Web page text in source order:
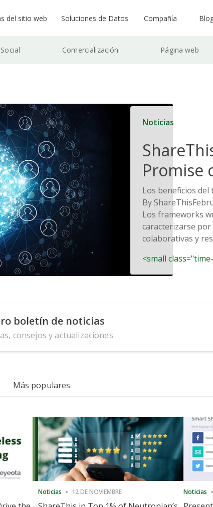
del sitio web Soluciones de Datos Compañía
Social Comercialización Página web
Noticias
Promise
Solutions
Los beneficios
By
Los frameworks
caracterizarse por
colaborativas y
<small
boletín de noticias
consejos y actualizaciones
Más populares
Noticias 12 DE NOVIEMBRE Noticias